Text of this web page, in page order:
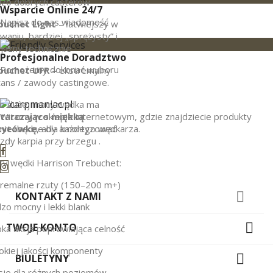
Light– łatwiejszy w
bardziej „sprężysty” i
technicznie
UFR– ekstremalny
/ zawody castingowe.
dużej mocy wędka ma
miękką
, aby amortyzować
karpia przy brzegu .
wędki Harrison Trebuchet:
rzuty (150–200 m+)
mocny i lekki blank
akcja poprawiająca celność
jakości komponenty
Wsparcie Online 24/7
Napisz do nas wiadomość
Profesjonalne Doradztwo
Pomożemy dokonać wyboru
Witamy w sklepie internetowym, gdzie znajdziecie produkty
niezbędne dla każdego wędkarza.
KONTAKT Z NAMI 
TWOJE KONTO 
BIULETYNY 